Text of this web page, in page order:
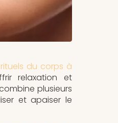
rituels du corps à
relaxation et
plusieurs
et apaiser le